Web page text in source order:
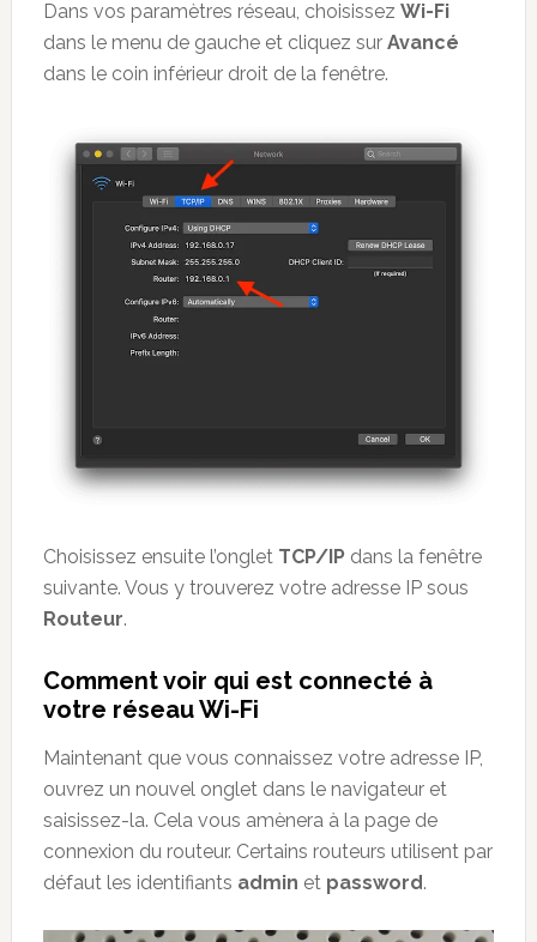
Dans vos paramètres réseau, choisissez Wi-Fi
dans le menu de gauche et cliquez sur Avancé
dans le coin inférieur droit de la fenêtre.
Choisissez ensuite l’onglet TCP/IP dans la fenêtre
suivante. Vous y trouverez votre adresse IP sous
Routeur.
Comment voir qui est connecté à
votre réseau Wi-Fi
Maintenant que vous connaissez votre adresse IP,
ouvrez un nouvel onglet dans le navigateur et
saisissez-la. Cela vous amènera à la page de
connexion du routeur. Certains routeurs utilisent par
défaut les identifiants admin et password.